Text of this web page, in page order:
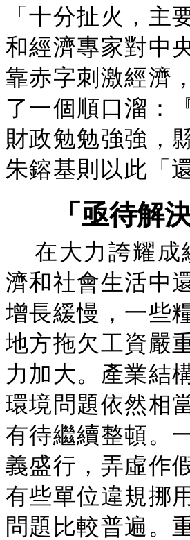
「十分扯火，主
和經濟專家對中
靠赤字刺激經濟
了一個順口溜：
財政勉勉強強，
朱鎔基則以此「
「亟待解
在大力誇耀成
濟和社會生活中
增長緩慢，一些
地方拖欠工資嚴
力加大。產業結
環境問題依然相
有待繼續整頓。
義盛行，弄虛作
有些單位違規挪
問題比較普遍。